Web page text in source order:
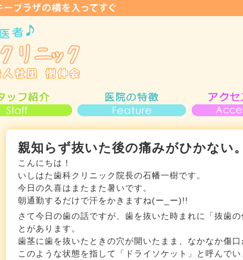
親知らず抜いた後の痛みがひかない
こんにちは！
いしはた歯科クリニック院長の石幡一樹です。
今日の久喜はまたまた暑いです。
朝通勤するだけで汗をかきますね(ー_ー)!!
さて今日の歯の話ですが、歯を抜いた時まれに「抜歯
とがあります。
歯茎に歯を抜いたときの穴が開いたまま、なかなか傷口
このような状態を指して「ドライソケット」と呼んでい